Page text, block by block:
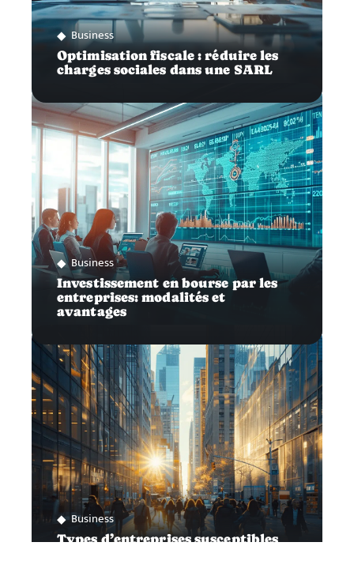
Business
Optimisation fiscale : réduire les
charges sociales dans une SARL
Business
Investissement en bourse par les
entreprises: modalités et
avantages
Business
Types d’entreprises susceptibles